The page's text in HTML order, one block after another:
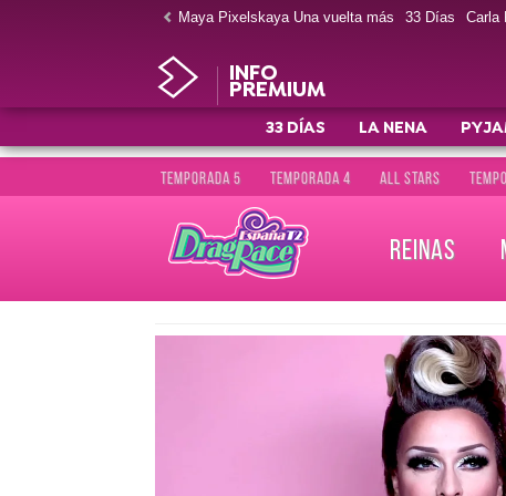
Maya Pixelskaya Una vuelta más 33 Días Carla
INFO
PREMIUM
33 DÍAS LA NENA
TEMPORADA 5 TEMPORADA 4 ALL STARS
REINAS